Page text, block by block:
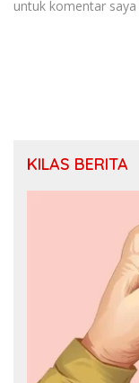
untuk komentar saya
KILAS BERITA